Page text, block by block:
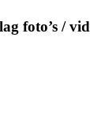
foto’s /